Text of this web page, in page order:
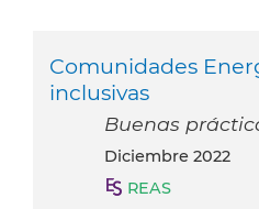
Comunidades
inclusivas
Buenas
diciembre 2022
REAS